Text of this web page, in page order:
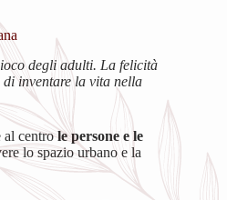
degli adulti. La felicità
inventare la vita nella
al centrole persone e le
lo spazio urbano e la